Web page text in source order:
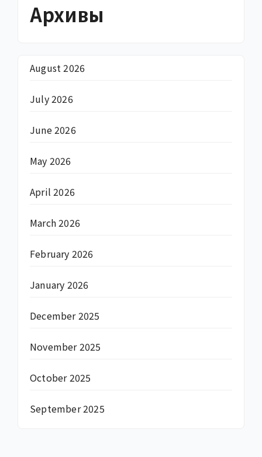
Архивы
August 2026
July 2026
June 2026
May 2026
April 2026
March 2026
February 2026
January 2026
December 2025
November 2025
October 2025
September 2025